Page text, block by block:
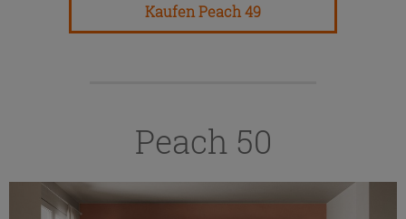
Kaufen Peach 49
Peach 50